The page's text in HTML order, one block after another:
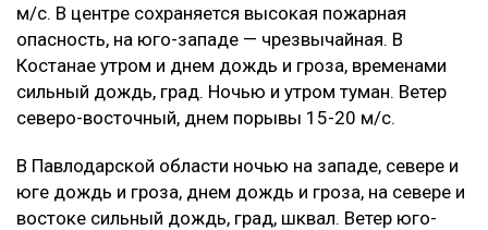
м/с. В центре сохраняется высокая пожарная
опасность, на юго-западе — чрезвычайная. В
Костанае утром и днем дождь и гроза, временами
сильный дождь, град. Ночью и утром туман. Ветер
северо-восточный, днем порывы 15-20 м/с.
В Павлодарской области ночью на западе, севере и
юге дождь и гроза, днем дождь и гроза, на севере и
востоке сильный дождь, град, шквал. Ветер юго-